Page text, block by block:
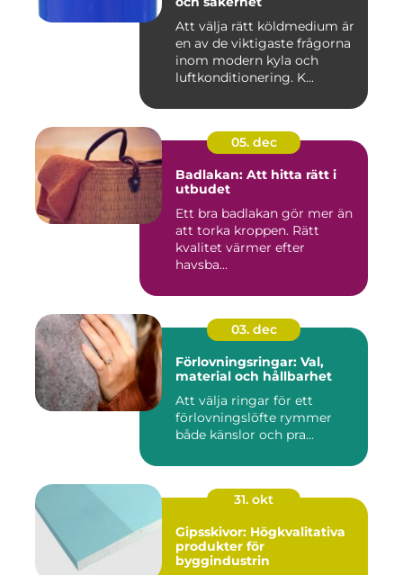
Att välja rätt köldmedium är
en av de viktigaste frågorna
inom modern kyla och
luftkonditionering. K...
05. dec
Badlakan: Att hitta rätt i
utbudet
Ett bra badlakan gör mer än
att torka kroppen. Rätt
kvalitet värmer efter
havsba...
03. dec
Förlovningsringar: Val,
material och hållbarhet
Att välja ringar för ett
förlovningslöfte rymmer
både känslor och pra...
31. okt
Gipsskivor: Högkvalitativa
produkter för
byggindustrin